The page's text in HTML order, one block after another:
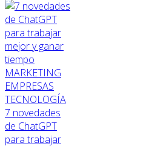
MARKETING
EMPRESAS
TECNOLOGÍA
7 novedades
de ChatGPT
para trabajar